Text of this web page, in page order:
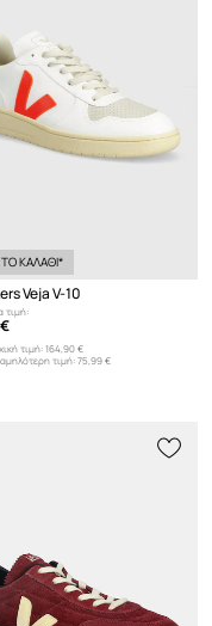
ΚΑΛΑΘΙ*
Veja V-10
τιμή:
τιμή:164,90 €
τιμή:75,99 €